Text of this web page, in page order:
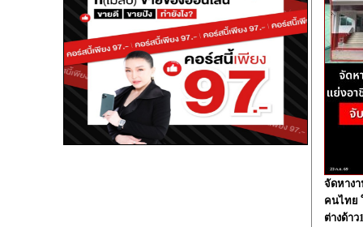
จัดหาง
คนไทย
ต่างด้า